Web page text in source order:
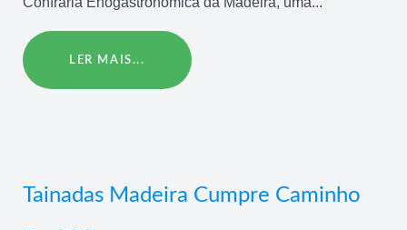
LER MAIS...
Tainadas Madeira Cumpre Caminho